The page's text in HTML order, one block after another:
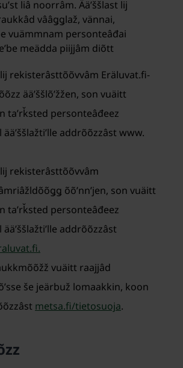
liâ noorrâm. Ääʹššlast lij
vââǥǥlaž, vännai,
vuämmnam personteâđai
meädda piijjâm diõtt
lij rekisterâsttõõvvâm Eräluvat.fi-
ääʹššlõʹžžen, son vuäitt
taʹrǩsted personteâđeez
ääʹššlažtiʹlle addrõõzzâst www.
lij rekisterâsttõõvvâm
õõʹnnʼjen, son vuäitt
taʹrǩsted personteâđeez
ääʹššlažtiʹlle addrõõzzâst
vuäitt raajjâd
še jeärbuž lomaakkin, koon
metsa.fi/tietosuoja.